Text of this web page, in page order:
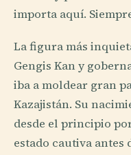
importa aquí.
La figura más
Gengis Kan y
iba a moldear gran
Kazajistán. Su
desde el principio
estado cautiva antes